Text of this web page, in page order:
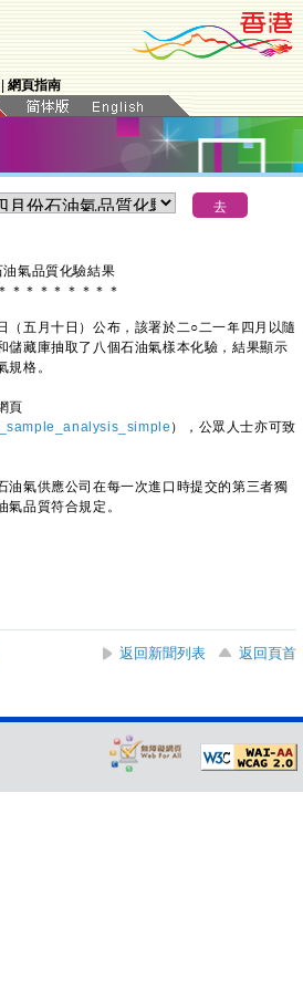
網頁指南
氣品質化驗結果
＊ ＊ ＊ ＊ ＊ ＊ ＊ ＊ ＊
五月十日）公布，該署於二○二一年四月以隨
儲藏庫抽取了八個石油氣樣本化驗，結果顯示
規格。
頁
），公眾人士亦可致
氣供應公司在每一次進口時提交的第三者獨
品質符合規定。
返回新聞列表
返回頁首